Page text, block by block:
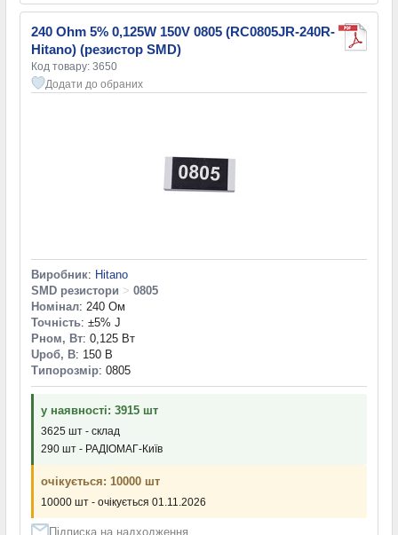
240 Ohm 5% 0,125W 150V 0805 (RC0805JR-240R-
Hitano) (резистор SMD)
Код товару: 3650
Додати до обраних
Виробник: Hitano
SMD резистори > 0805
Номінал: 240 Ом
Точність: ±5% J
Pном, Вт: 0,125 Вт
Uроб, В: 150 В
Типорозмір: 0805
у наявності: 3915 шт
3625 шт - склад
290 шт - РАДІОМАГ-Київ
очікується: 10000 шт
10000 шт - очікується 01.11.2026
Підписка на надходження